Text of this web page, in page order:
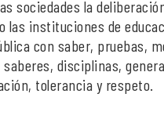
sociedades la
las instituciones de
con saber, pruebas,
disciplinas,
tolerancia y respeto.